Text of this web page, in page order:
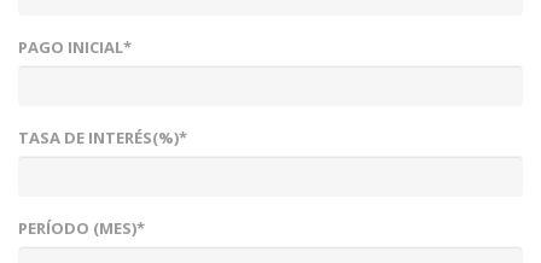
PAGO INICIAL*
TASA DE INTERÉS(%)*
PERÍODO (MES)*